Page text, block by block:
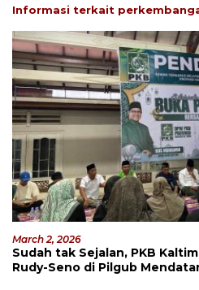
Informasi terkait
March 2, 2026
Sudah tak Sejalan, PKB
Rudy-Seno di Pilgub